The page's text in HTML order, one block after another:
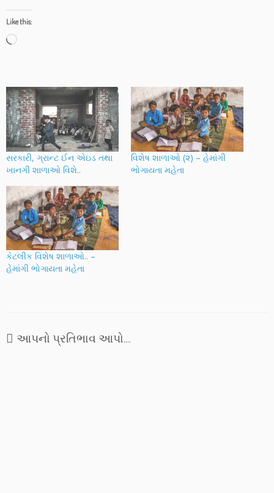
Like this:
Loading…
સરકારી, ગ્રાન્ટ ઈન એઇડ તથા
ખાનગી શાળાઓ વિશે..
વિશેષ શાળાઓ (૨) – હેમાંગી
ભોગાયતા મહેતા
કેટલીક વિશેષ શાળાઓ.. –
હેમાંગી ભોગાયતા મહેતા
આપનો પ્રતિભાવ આપો....